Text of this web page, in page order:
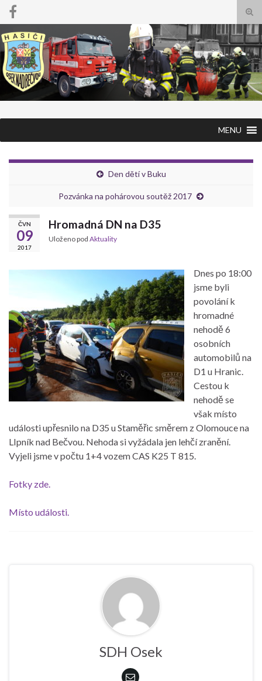
Search for:
MENU
Den dětí v Buku
Pozvánka na pohárovou soutěž 2017
ČVN
09
2017
Hromadná DN na D35
Uloženo pod Aktuality
Dnes po 18:00
jsme byli
povolání k
hromadné
nehodě 6
osobních
automobilů na
D1 u Hranic.
Cestou k
nehodě se
však místo
události upřesnilo na D35 u Staměřic směrem z Olomouce na
LIpník nad Bečvou. Nehoda si vyžádala jen lehčí zranění.
Vyjeli jsme v počtu 1+4 vozem CAS K25 T 815.
Fotky zde.
Místo události.
SDH Osek